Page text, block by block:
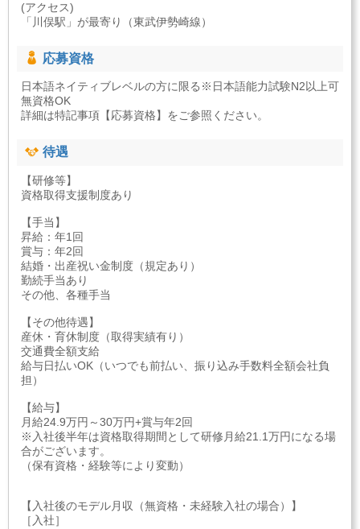
(アクセス)
「川俣駅」が最寄り（東武伊勢崎線）
応募資格
日本語ネイティブレベルの方に限る※日本語能力試験N2以上可
無資格OK
詳細は特記事項【応募資格】をご参照ください。
待遇
【研修等】
資格取得支援制度あり
【手当】
昇給：年1回
賞与：年2回
結婚・出産祝い金制度（規定あり）
勤続手当あり
その他、各種手当
【その他待遇】
産休・育休制度（取得実績有り）
交通費全額支給
給与日払いOK（いつでも前払い、振り込み手数料全額会社負
担）
【給与】
月給24.9万円～30万円+賞与年2回
※入社後半年は資格取得期間として研修月給21.1万円になる場
合がございます。
（保有資格・経験等により変動）
【入社後のモデル月収（無資格・未経験入社の場合）】
［入社］